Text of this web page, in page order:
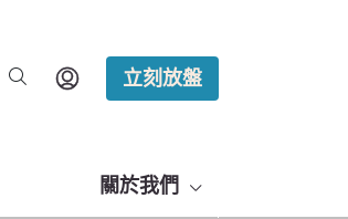
立刻放盤
關於我們